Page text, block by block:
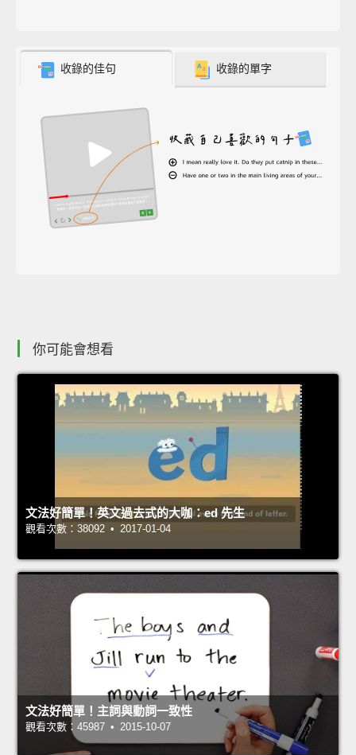
收錄的佳句 收錄的單字
你可能會想看
文法好簡單！英文過去式的大咖：ed 先生
觀看次數：38092 • 2017-01-04
文法好簡單！主詞與動詞一致性
觀看次數：45987 • 2015-10-07